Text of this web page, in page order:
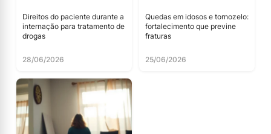
Direitos do paciente durante a
internação para tratamento de
drogas
28/06/2026
Quedas em idosos e tornozelo:
fortalecimento que previne
fraturas
25/06/2026